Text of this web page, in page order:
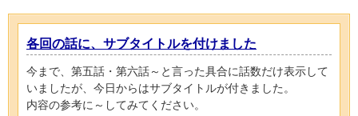
各回の話に、サブタイトルを付けました
今まで、第五話・第六話～と言った具合に話数だけ表示して
いましたが、今日からはサブタイトルが付きました。
内容の参考に～してみてください。